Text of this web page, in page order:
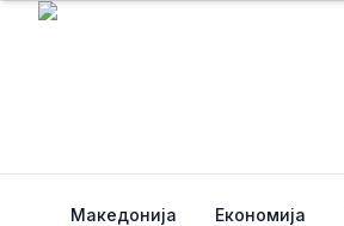
Македонија Економија